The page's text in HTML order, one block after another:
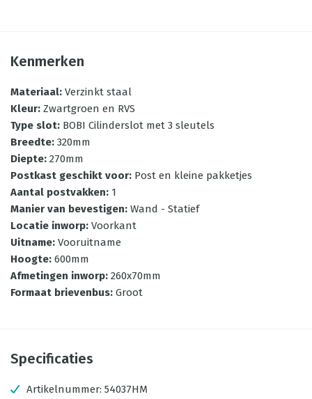
Kenmerken
Materiaal: Verzinkt staal
Kleur: Zwartgroen en RVS
Type slot: BOBI Cilinderslot met 3 sleutels
Breedte: 320mm
Diepte: 270mm
Postkast geschikt voor: Post en kleine pakketjes
Aantal postvakken: 1
Manier van bevestigen: Wand - Statief
Locatie inworp: Voorkant
Uitname: Vooruitname
Hoogte: 600mm
Afmetingen inworp: 260x70mm
Formaat brievenbus: Groot
Specificaties
Artikelnummer: 54037HM